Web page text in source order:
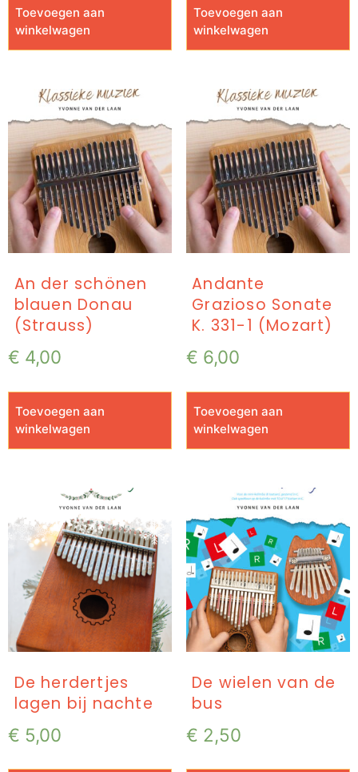
Toevoegen aan
winkelwagen
Toevoegen aan
winkelwagen
An der schönen
blauen Donau
(Strauss)
€ 4,00
Toevoegen aan
winkelwagen
Andante
Grazioso Sonate
K. 331-1 (Mozart)
€ 6,00
Toevoegen aan
winkelwagen
De herdertjes
lagen bij nachte
€ 5,00
De wielen van de
bus
€ 2,50